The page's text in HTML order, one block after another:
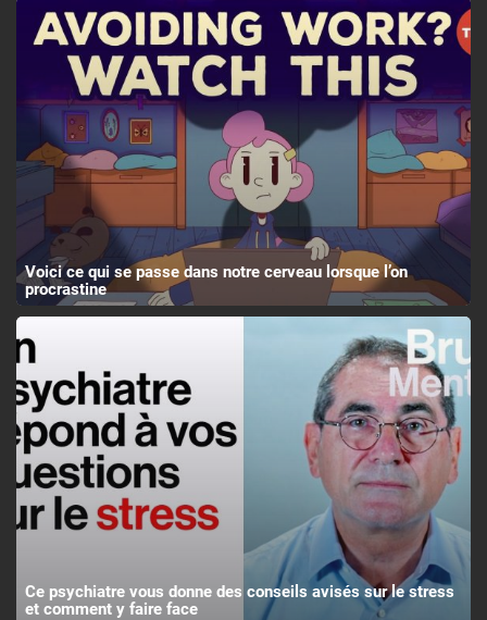
Voici ce qui se passe dans notre cerveau lorsque l’on
procrastine
Ce psychiatre vous donne des conseils avisés sur le stress
et comment y faire face